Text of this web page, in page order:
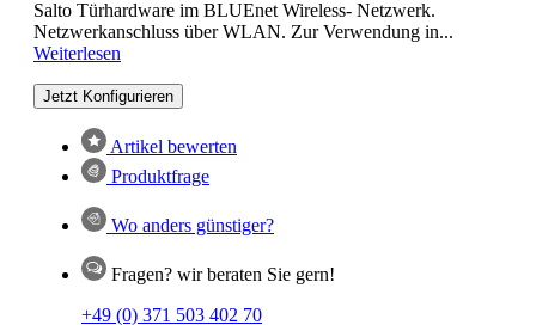
Salto Türhardware im BLUEnet Wireless- Netzwerk.
Netzwerkanschluss über WLAN. Zur Verwendung in...
Weiterlesen
Jetzt Konfigurieren
Artikel bewerten
Produktfrage
Wo anders günstiger?
Fragen? wir beraten Sie gern!
+49 (0) 371 503 402 70